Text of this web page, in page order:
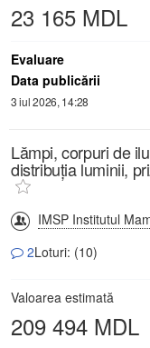
23 165 MDL
Evaluare
Data publicării
3 iul 2026, 14:28
Lămpi, corpuri de
distribuția luminii,
IMSP Institutul
2Loturi: (10)
Valoarea estimată
209 494 MDL